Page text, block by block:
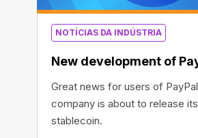
NOTÍCIAS DA INDÚSTRIA
New development of
Great news for users of
company is about to release
stablecoin.